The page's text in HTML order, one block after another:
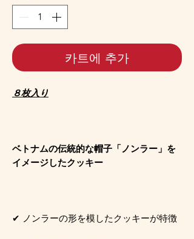
카트에 추가
８枚入り
ベトナムの伝統的な帽子「ノンラー」を
イメージしたクッキー
✔ ノンラーの形を模したクッキーが特徴